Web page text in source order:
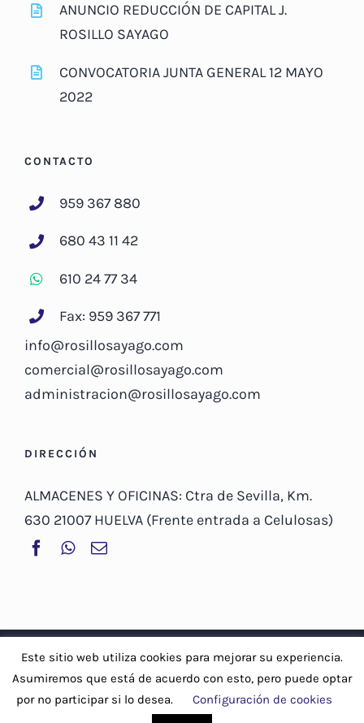
ANUNCIO REDUCCIÓN DE CAPITAL J.
ROSILLO SAYAGO
CONVOCATORIA JUNTA GENERAL 12 MAYO
2022
CONTACTO
959 367 880
680 43 11 42
610 24 77 34
Fax: 959 367 771
info@rosillosayago.com
comercial@rosillosayago.com
administracion@rosillosayago.com
DIRECCIÓN
ALMACENES Y OFICINAS: Ctra de Sevilla, Km.
630 21007 HUELVA (Frente entrada a Celulosas)
© Copyright 2019 -2026 | Rosillo Sayago, S.A |Aviso Legal y
Política de privacidad
- Política de cookies
FacebookWhatsApp
Correo
Este sitio web utiliza cookies para mejorar su experiencia.
Asumiremos que está de acuerdo con esto, pero puede optar
por no participar si lo desea.
Configuración de cookies